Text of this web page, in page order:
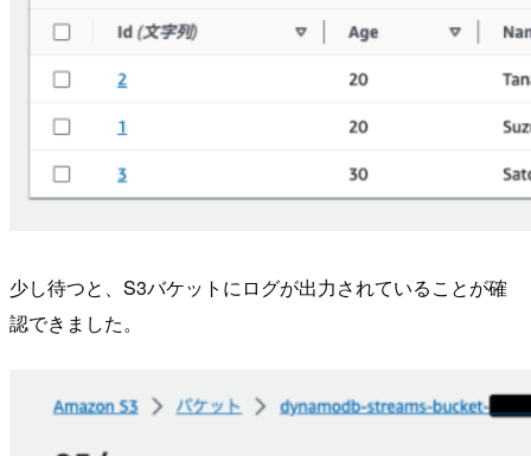
少し待つと、S3バケットにログが出力されていることが確
認できました。